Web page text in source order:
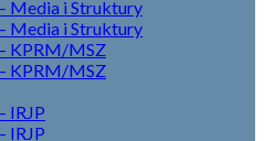
Media i Struktury
Media i Struktury
KPRM/MSZ
KPRM/MSZ
IRJP
IRJP